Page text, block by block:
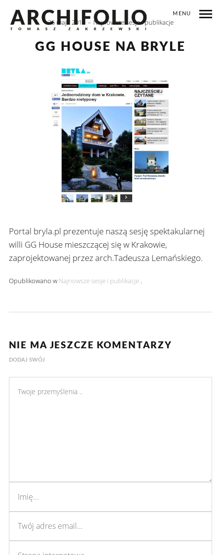
MENU
26 maja 2015 Najnowsze sesje i publikacje
GG HOUSE NA BRYLE
Portal bryla.pl prezentuje naszą sesję spektakularnej
willi GG House mieszczącej się w Krakowie,
zaprojektowanej przez arch.Tadeusza Lemańskiego.
Opublikowano w Najnowsze sesje i publikacje .
NIE MA JESZCZE KOMENTARZY
DODAJ SWÓJ